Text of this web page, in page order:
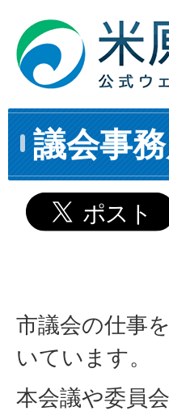
議会事
市議会の仕事
いています。
本会議や委員